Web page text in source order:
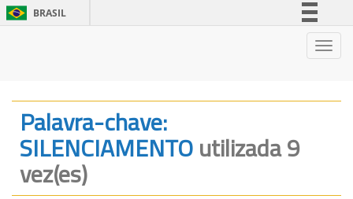
BRASIL
Canais
Palavra-chave:
SILENCIAMENTOutilizada 9
vez(es)